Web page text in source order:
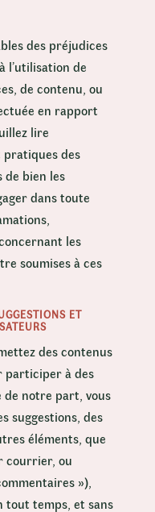
des préjudices
l’utilisation de
de contenu, ou
en rapport
lire
des
de bien les
dans toute
les
soumises à ces
ET
des contenus
participer à des
de notre part, vous
suggestions, des
éléments, que
courrier, ou
»),
tout temps, et sans